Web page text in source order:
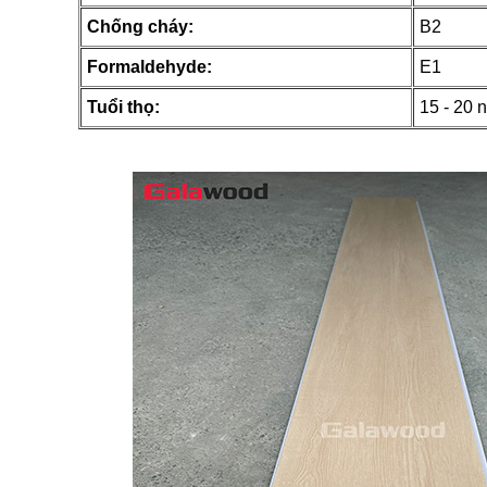
Chống cháy: B2
Formaldehyde: E1
Tuổi thọ: 15 - 20